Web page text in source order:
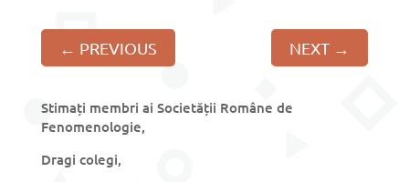
← PREVIOUS NEXT →
Stimați membri ai Societății Române de
Fenomenologie,
Dragi colegi,